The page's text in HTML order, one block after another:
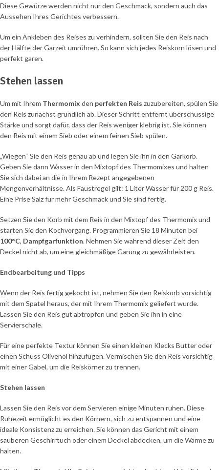
Diese Gewürze werden nicht nur den Geschmack, sondern auch das
Aussehen Ihres Gerichtes verbessern.
Um ein Ankleben des Reises zu verhindern, sollten Sie den Reis nach
der Hälfte der Garzeit umrühren. So kann sich jedes Reiskorn lösen und
perfekt garen.
Stehen lassen
Um mit Ihrem Thermomix den perfekten Reis zuzubereiten, spülen Sie
den Reis zunächst gründlich ab. Dieser Schritt entfernt überschüssige
Stärke und sorgt dafür, dass der Reis weniger klebrig ist. Sie können
den Reis mit einem Sieb oder einem feinen Sieb spülen.
„Wiegen“ Sie den Reis genau ab und legen Sie ihn in den Garkorb.
Geben Sie dann Wasser in den Mixtopf des Thermomixes und halten
Sie sich dabei an die in Ihrem Rezept angegebenen
Mengenverhältnisse. Als Faustregel gilt: 1 Liter Wasser für 200 g Reis.
Eine Prise Salz für mehr Geschmack und Sie sind fertig.
Setzen Sie den Korb mit dem Reis in den Mixtopf des Thermomix und
starten Sie den Kochvorgang. Programmieren Sie 18 Minuten bei
100°C, Dampfgarfunktion. Nehmen Sie während dieser Zeit den
Deckel nicht ab, um eine gleichmäßige Garung zu gewährleisten.
Endbearbeitung und Tipps
Wenn der Reis fertig gekocht ist, nehmen Sie den Reiskorb vorsichtig
mit dem Spatel heraus, der mit Ihrem Thermomix geliefert wurde.
Lassen Sie den Reis gut abtropfen und geben Sie ihn in eine
Servierschale.
Für eine perfekte Textur können Sie einen kleinen Klecks Butter oder
einen Schuss Olivenöl hinzufügen. Vermischen Sie den Reis vorsichtig
mit einer Gabel, um die Reiskörner zu trennen.
Stehen lassen
Lassen Sie den Reis vor dem Servieren einige Minuten ruhen. Diese
Ruhezeit ermöglicht es den Körnern, sich zu entspannen und eine
ideale Konsistenz zu erreichen. Sie können das Gericht mit einem
sauberen Geschirrtuch oder einem Deckel abdecken, um die Wärme zu
halten.